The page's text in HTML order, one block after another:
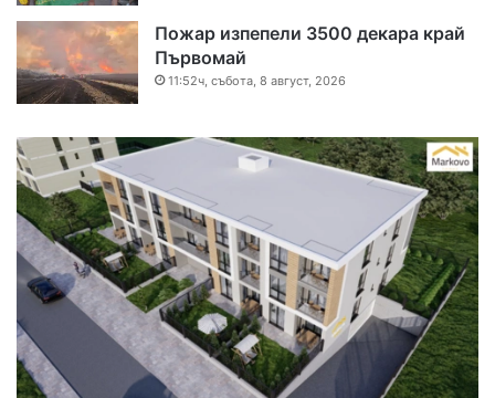
Пожар изпепели 3500 декара край
Първомай
11:52ч, събота, 8 август, 2026